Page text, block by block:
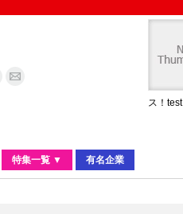
ス！test
特集一覧 ▼ 有名企業